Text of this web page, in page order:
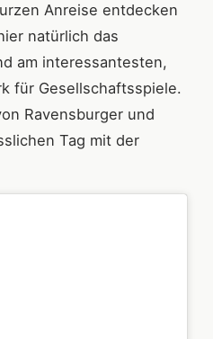
Anreise entdecken
natürlich das
am interessantesten,
für Gesellschaftsspiele.
Ravensburger und
Tag mit der